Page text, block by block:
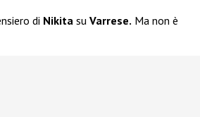
di Nikita su Varrese. Ma non è